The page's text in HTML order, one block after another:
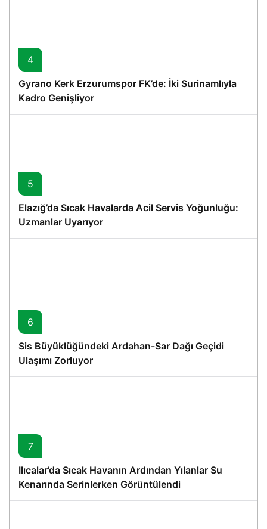
4
Gyrano Kerk Erzurumspor FK’de: İki Surinamlıyla
Kadro Genişliyor
5
Elazığ’da Sıcak Havalarda Acil Servis Yoğunluğu:
Uzmanlar Uyarıyor
6
Sis Büyüklüğündeki Ardahan-Sar Dağı Geçidi
Ulaşımı Zorluyor
7
Ilıcalar’da Sıcak Havanın Ardından Yılanlar Su
Kenarında Serinlerken Görüntülendi